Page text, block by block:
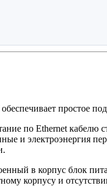
простое
по Ethernet кабелю
и электроэнергия
в корпус блок
корпусу и